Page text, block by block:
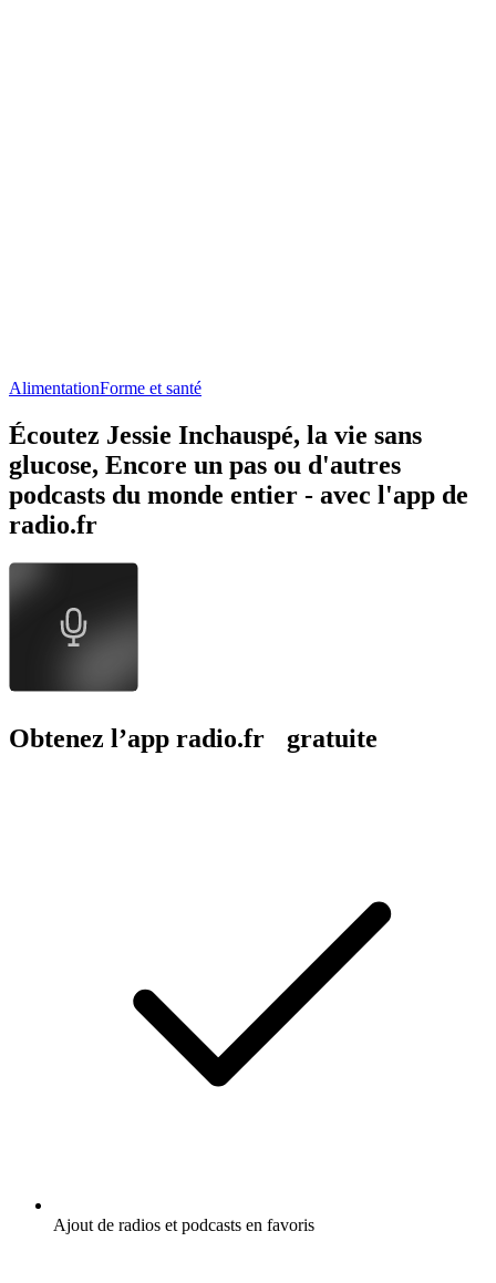
AlimentationForme et santé
Écoutez Jessie Inchauspé, la vie sans
glucose, Encore un pas ou d'autres
podcasts du monde entier - avec l'app de
radio.fr
Obtenez l’app radio.fr gratuite
Ajout de radios et podcasts en favoris